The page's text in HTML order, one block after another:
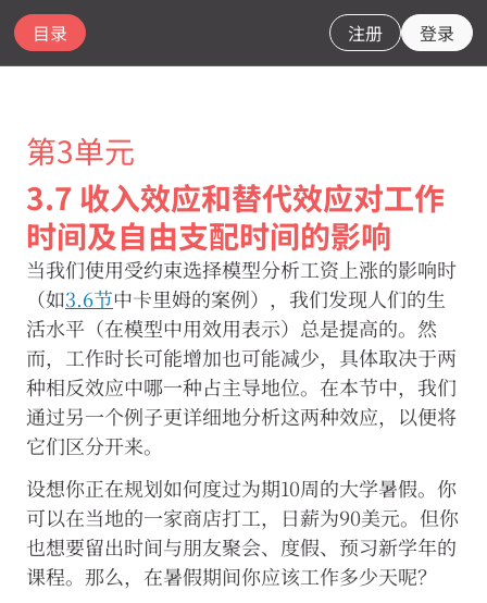
注册 登录
目录
CORE
Econ
网
站
使
用
必
要
的
Cookie
以
确
网
站
正
常
运
第3单元
3.7 收入效应和替代效应对工作
时间及自由支配时间的影响
当我们使用受约束选择模型分析工资上涨的影响时
（如3.6节中卡里姆的案例），我们发现人们的生
活水平（在模型中用效用表示）总是提高的。然
而，工作时长可能增加也可能减少，具体取决于两
种相反效应中哪一种占主导地位。在本节中，我们
通过另一个例子更详细地分析这两种效应，以便将
它们区分开来。
设想你正在规划如何度过为期10周的大学暑假。你
可以在当地的一家商店打工，日薪为90美元。但你
也想要留出时间与朋友聚会、度假、预习新学年的
课程。那么，在暑假期间你应该工作多少天呢？